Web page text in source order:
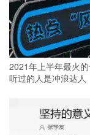
2021年上半年最火
听过的人是冲浪达人